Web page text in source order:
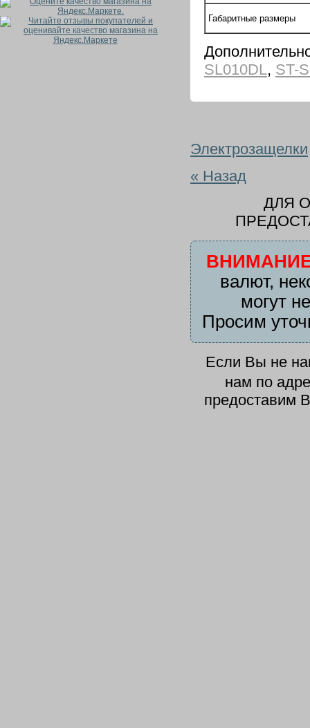
Габаритные размеры
SL010DL, ST-
Электрозащелки
« Назад
ДЛЯ
валют,
могут
Просим
Если Вы не
нам по
предоставим